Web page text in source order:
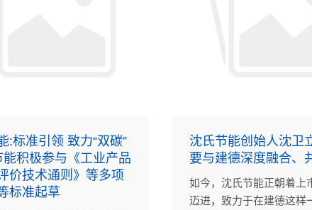
:标准引领 致力“双碳”
能积极参与《工业产品
价技术通则》等多项
标准起草
沈氏节能创始人沈卫
要与建德深度融合、
如今，沈氏节能正朝着上
迈进，致力于在建德这样